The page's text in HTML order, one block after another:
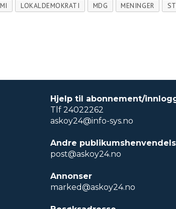
LOKALDEMOKRATI MDG MENINGER
Hjelp til abonnement/
Tlf 24022262
askoy24@info-sys.no
Andre
post@askoy24.no
Annonser
marked@askoy24.no